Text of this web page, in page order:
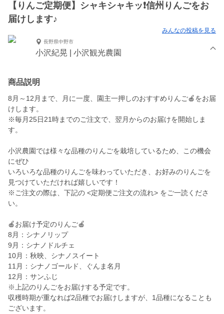
【りんご定期便】シャキシャキッ❗️信州りんごをお
届けします♪
みんなの投稿を見る
長野県中野市
小沢紀晃 | 小沢観光農園
商品説明
8月～12月まで、月に一度、園主一押しのおすすめりんご🍎をお届
けします。
※毎月25日21時までのご注文で、翌月からのお届けを開始しま
す。
小沢農園では様々な品種のりんごを栽培しているため、この機会
にぜひ
いろいろな品種のりんごを味わっていただき、お好みのりんごを
見つけていただければ嬉しいです！
※ご注文の際は、下記の <定期便ご注文の流れ> をご一読くださ
い。
🍎お届け予定のりんご🍎
8月：シナノリップ
9月：シナノドルチェ
10月：秋映、シナノスイート
11月：シナノゴールド、ぐんま名月
12月：サンふじ
※上記のりんごをお届けする予定です。
収穫時期が重なれば2品種でお届けしますが、1品種になることも
ございます。